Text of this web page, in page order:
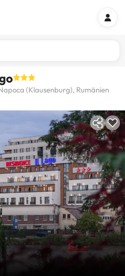
(Klausenburg), Rumänien